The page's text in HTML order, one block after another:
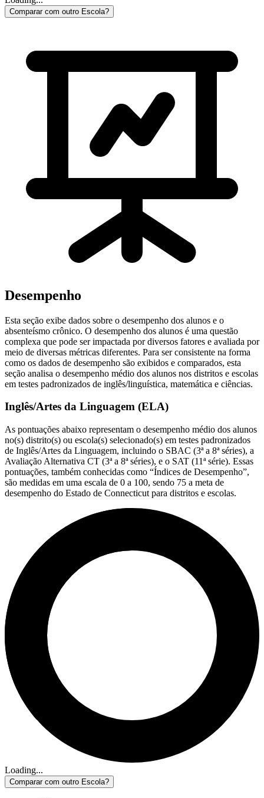
Comparar com outro Escola?
Desempenho
Esta seção exibe dados sobre o desempenho dos alunos e o
absenteísmo crônico. O desempenho dos alunos é uma questão
complexa que pode ser impactada por diversos fatores e avaliada por
meio de diversas métricas diferentes. Para ser consistente na forma
como os dados de desempenho são exibidos e comparados, esta
seção analisa o desempenho médio dos alunos nos distritos e escolas
em testes padronizados de inglês/linguística, matemática e ciências.
Inglês/Artes da Linguagem (ELA)
As pontuações abaixo representam o desempenho médio dos alunos
no(s) distrito(s) ou escola(s) selecionado(s) em testes padronizados
de Inglês/Artes da Linguagem, incluindo o SBAC (3ª a 8ª séries), a
Avaliação Alternativa CT (3ª a 8ª séries), e o SAT (11ª série). Essas
pontuações, também conhecidas como “Índices de Desempenho”,
são medidas em uma escala de 0 a 100, sendo 75 a meta de
desempenho do Estado de Connecticut para distritos e escolas.
Loading...
Comparar com outro Escola?